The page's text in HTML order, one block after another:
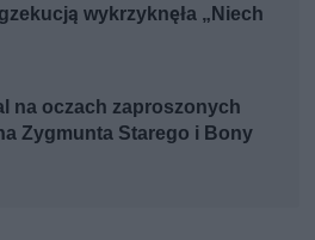
wykrzyknęła „Niech
na oczach zaproszonych
Zygmunta Starego i Bony